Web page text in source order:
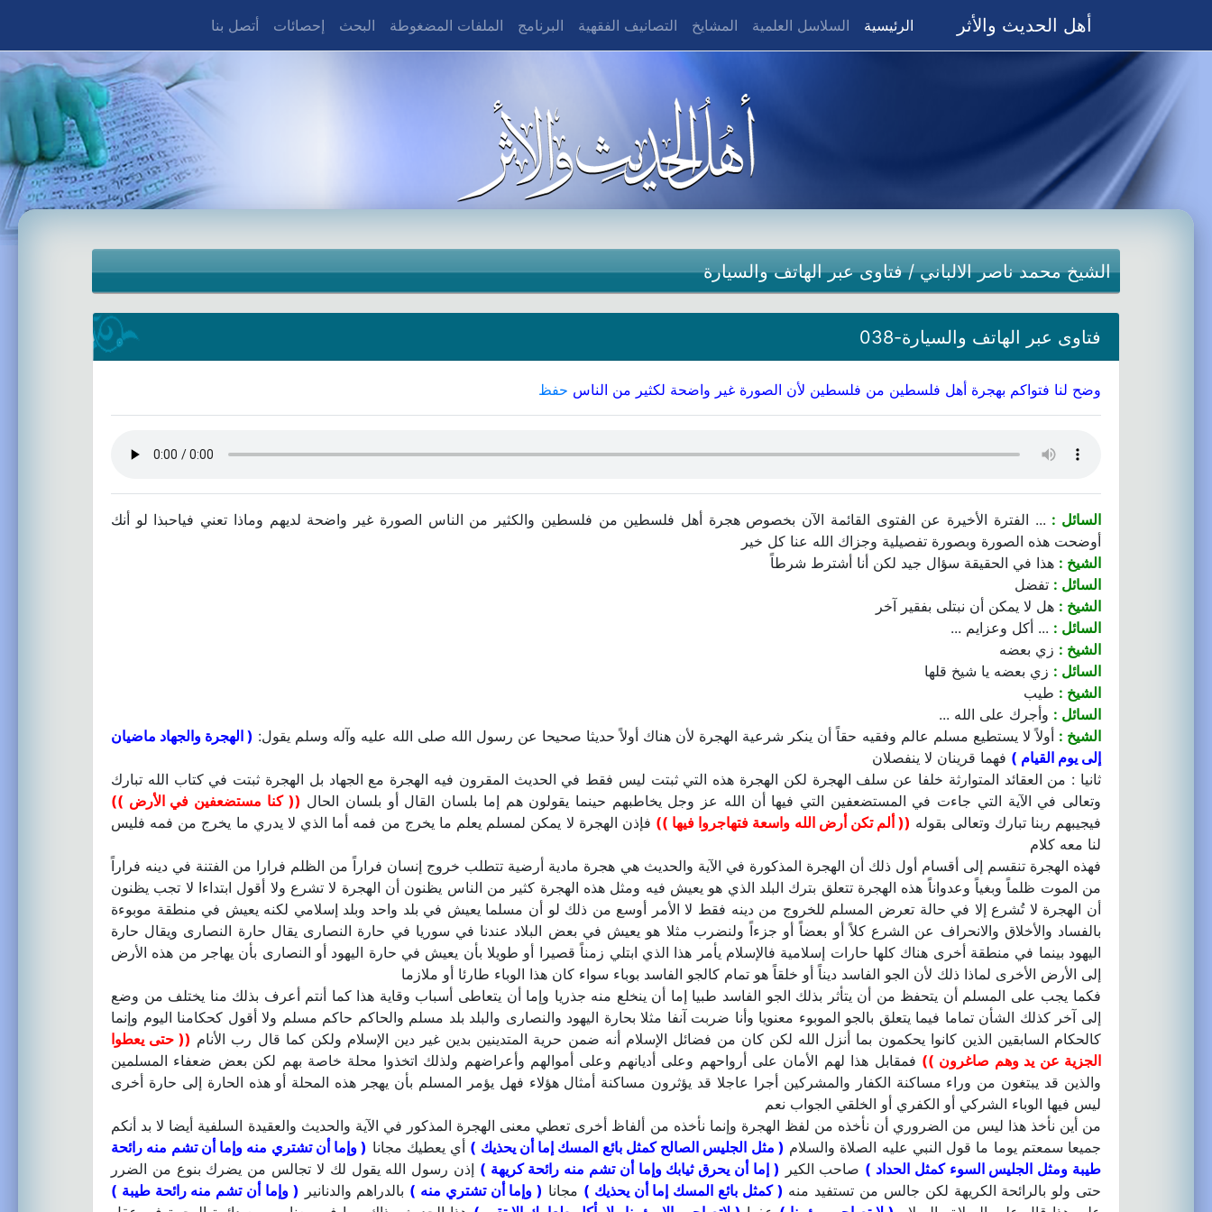
أهل الحديث والأثر الرئيسية السلاسل العلمية المشايخ التصانيف الفقهية البرنامج الملفات المضغوطة البحث إحصائات أتصل بنا
الشيخ محمد ناصر الالباني/فتاوى عبر الهاتف والسيارة
فتاوى عبر الهاتف والسيارة-038
وضح لنا فتواكم بهجرة أهل فلسطين من فلسطين لأن الصورة غير واضحة لكثير من الناس حفظ
السائل : ... الفترة الأخيرة عن الفتوى القائمة الآن بخصوص هجرة أهل فلسطين من فلسطين والكثير من الناس الصورة غير واضحة لديهم وماذا تعني فياحبذا لو أنك
أوضحت هذه الصورة وبصورة تفصيلية وجزاك الله عنا كل خير
الشيخ : هذا في الحقيقة سؤال جيد لكن أنا أشترط شرطاً
السائل : تفضل
الشيخ : هل لا يمكن أن نبتلى بفقير آخر
السائل : ... أكل وعزايم ...
الشيخ : زي بعضه
السائل : زي بعضه يا شيخ قلها
الشيخ : طيب
السائل : وأجرك على الله ...
الشيخ : أولاً لا يستطيع مسلم عالم وفقيه حقاً أن ينكر شرعية الهجرة لأن هناك أولاً حديثا صحيحا عن رسول الله صلى الله عليه وآله وسلم يقول: ( الهجرة والجهاد ماضيان
إلى يوم القيام ) فهما قرينان لا ينفصلان
ثانيا : من العقائد المتوارثة خلفا عن سلف الهجرة لكن الهجرة هذه التي ثبتت ليس فقط في الحديث المقرون فيه الهجرة مع الجهاد بل الهجرة ثبتت في كتاب الله تبارك
وتعالى في الآية التي جاءت في المستضعفين التي فيها أن الله عز وجل يخاطبهم حينما يقولون هم إما بلسان القال أو بلسان الحال (( كنا مستضعفين في الأرض ))
فيجيبهم ربنا تبارك وتعالى بقوله (( ألم تكن أرض الله واسعة فتهاجروا فيها )) فإذن الهجرة لا يمكن لمسلم يعلم ما يخرج من فمه أما الذي لا يدري ما يخرج من فمه فليس
لنا معه كلام
فهذه الهجرة تنقسم إلى أقسام أول ذلك أن الهجرة المذكورة في الآية والحديث هي هجرة مادية أرضية تتطلب خروج إنسان فراراً من الظلم فرارا من الفتنة في دينه فراراً
من الموت ظلماً وبغياً وعدواناً هذه الهجرة تتعلق بترك البلد الذي هو يعيش فيه ومثل هذه الهجرة كثير من الناس يظنون أن الهجرة لا تشرع ولا أقول ابتداءا لا تجب يظنون
أن الهجرة لا تُشرع إلا في حالة تعرض المسلم للخروج من دينه فقط لا الأمر أوسع من ذلك لو أن مسلما يعيش في بلد واحد وبلد إسلامي لكنه يعيش في منطقة موبوءة
بالفساد والأخلاق والانحراف عن الشرع كلاً أو بعضاً أو جزءاً ولنضرب مثلا هو يعيش في بعض البلاد عندنا في سوريا في حارة النصارى يقال حارة النصارى ويقال حارة
اليهود بينما في منطقة أخرى هناك كلها حارات إسلامية فالإسلام يأمر هذا الذي ابتلي زمناً قصيرا أو طويلا بأن يعيش في حارة اليهود أو النصارى بأن يهاجر من هذه الأرض
إلى الأرض الأخرى لماذا ذلك لأن الجو الفاسد ديناً أو خلقاً هو تمام كالجو الفاسد بوباء سواء كان هذا الوباء طارئا أو ملازما
فكما يجب على المسلم أن يتحفظ من أن يتأثر بذلك الجو الفاسد طبيا إما أن ينخلع منه جذريا وإما أن يتعاطى أسباب وقاية هذا كما أنتم أعرف بذلك منا يختلف من وضع
إلى آخر كذلك الشأن تماما فيما يتعلق بالجو الموبوء معنويا وأنا ضربت آنفا مثلا بحارة اليهود والنصارى والبلد بلد مسلم والحاكم حاكم مسلم ولا أقول كحكامنا اليوم وإنما
كالحكام السابقين الذين كانوا يحكمون بما أنزل الله لكن كان من فضائل الإسلام أنه ضمن حرية المتدينين بدين غير دين الإسلام ولكن كما قال رب الأنام (( حتى يعطوا
الجزية عن يد وهم صاغرون )) فمقابل هذا لهم الأمان على أرواحهم وعلى أديانهم وعلى أموالهم وأعراضهم ولذلك اتخذوا محلة خاصة بهم لكن بعض ضعفاء المسلمين
والذين قد يبتغون من وراء مساكنة الكفار والمشركين أجرا عاجلا قد يؤثرون مساكنة أمثال هؤلاء فهل يؤمر المسلم بأن يهجر هذه المحلة أو هذه الحارة إلى حارة أخرى
ليس فيها الوباء الشركي أو الكفري أو الخلقي الجواب نعم
من أين نأخذ هذا ليس من الضروري أن نأخذه من لفظ الهجرة وإنما نأخذه من ألفاظ أخرى تعطي معنى الهجرة المذكور في الآية والحديث والعقيدة السلفية أيضا لا بد أنكم
جميعا سمعتم يوما ما قول النبي عليه الصلاة والسلام ( مثل الجليس الصالح كمثل بائع المسك إما أن يحذيك ) أي يعطيك مجانا ( وإما أن تشتري منه وإما أن تشم منه رائحة
طيبة ومثل الجليس السوء كمثل الحداد ) صاحب الكير ( إما أن يحرق ثيابك وإما أن تشم منه رائحة كريهة ) إذن رسول الله يقول لك لا تجالس من يضرك بنوع من الضرر
حتى ولو بالرائحة الكريهة لكن جالس من تستفيد منه ( كمثل بائع المسك إما أن يحذيك ) مجانا ( وإما أن تشتري منه ) بالدراهم والدنانير ( وإما أن تشم منه رائحة طيبة )